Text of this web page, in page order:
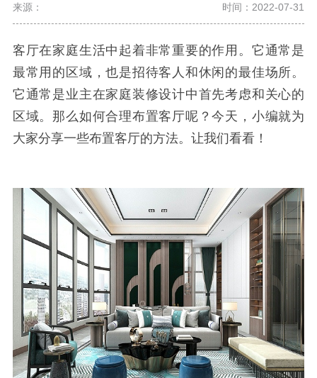
来源： 时间：2022-07-31
客厅在家庭生活中起着非常重要的作用。它通常是
最常用的区域，也是招待客人和休闲的最佳场所。
它通常是业主在家庭装修设计中首先考虑和关心的
区域。那么如何合理布置客厅呢？今天，小编就为
大家分享一些布置客厅的方法。让我们看看！